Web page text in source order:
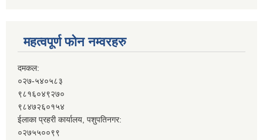
महत्वपूर्ण फोन नम्वरहरु
दमकल:
०२७-५४०५८३
९८१६०४९२७०
९८४७२६०१५४
ईलाका प्रहरी कार्यालय, पशुपतिनगर:
०२७५५००९९